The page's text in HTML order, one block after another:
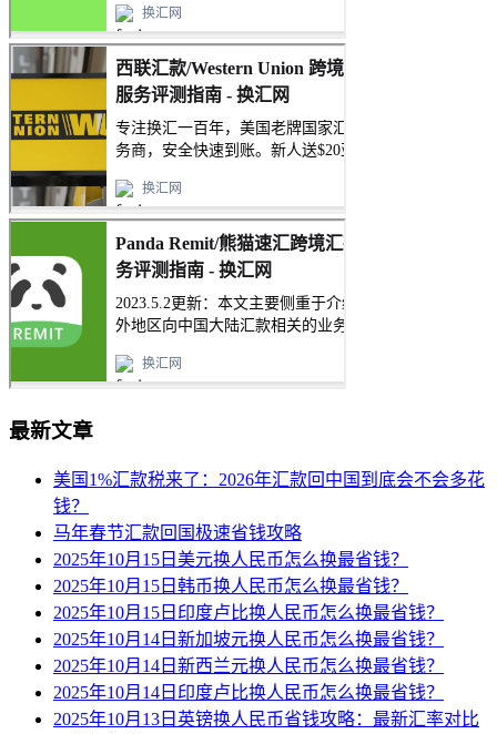
最新文章
美国1%汇款税来了：2026年汇款回中国到底会不会多花
钱？
马年春节汇款回国极速省钱攻略
2025年10月15日美元换人民币怎么换最省钱？
2025年10月15日韩币换人民币怎么换最省钱？
2025年10月15日印度卢比换人民币怎么换最省钱？
2025年10月14日新加坡元换人民币怎么换最省钱？
2025年10月14日新西兰元换人民币怎么换最省钱？
2025年10月14日印度卢比换人民币怎么换最省钱？
2025年10月13日英镑换人民币省钱攻略：最新汇率对比